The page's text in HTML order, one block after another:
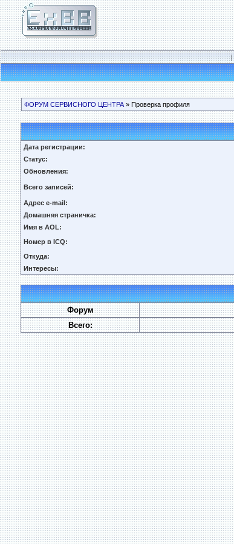
|
ФОРУМ СЕРВИСНОГО ЦЕНТРА » Проверка профиля
Дата регистрации:
Статус:
Обновления:
Всего записей:
Адрес e-mail:
Домашняя страничка:
Имя в AOL:
Номер в ICQ:
Откуда:
Интересы:
Форум
Всего: